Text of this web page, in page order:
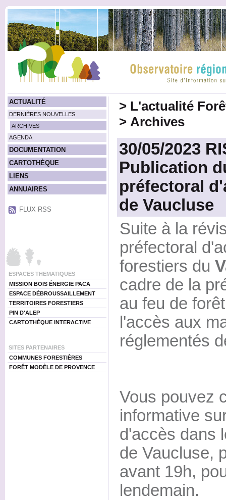
ACTUALITÉ
DERNIÈRES NOUVELLES
ARCHIVES
AGENDA
DOCUMENTATION
CARTOTHÈQUE
LIENS
ANNUAIRES
FLUX RSS
ESPACES THEMATIQUES
MISSION BOIS ÉNERGIE PACA
ESPACE DÉBROUSSAILLEMENT
TERRITOIRES FORESTIERS
PIN D'ALEP
CARTOTHÈQUE INTERACTIVE
SITES PARTENAIRES
COMMUNES FORESTIÈRES
FORÊT MODÈLE DE PROVENCE
> L'actualité
> Archives
30/05/2023
Publication
préfectoral
de Vaucluse
Suite à la
préfectoral
forestiers du
cadre de la
au feu de
l'accès aux
réglementés
Vous pouvez
informative
d'accès dans
de Vaucluse,
avant 19h,
lendemain.